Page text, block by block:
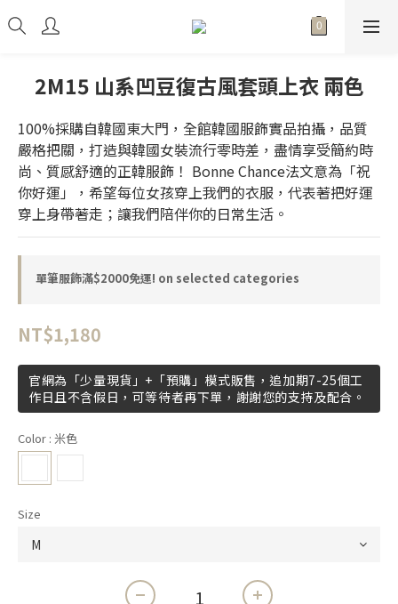
2M15 山系凹豆復古風套頭上衣 兩色
100%採購自韓國東大門，全館韓國服飾實品拍攝，品質
嚴格把關，打造與韓國女裝流行零時差，盡情享受簡約時
尚、質感舒適的正韓服飾！ Bonne Chance法文意為「祝
你好運」，希望每位女孩穿上我們的衣服，代表著把好運
穿上身帶著走；讓我們陪伴你的日常生活。
單筆服飾滿$2000免運! on selected categories
NT$1,180
官網為「少量現貨」+「預購」模式販售，追加期7-25個工
作日且不含假日，可等待者再下單，謝謝您的支持及配合。
Color : 米色
Size